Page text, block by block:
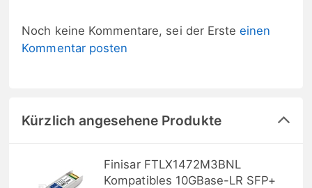
Noch keine Kommentare, sei der Ersteeinen
Kommentar posten
Kürzlich angesehene Produkte
Finisar FTLX1472M3BNL
Kompatibles 10GBase-LR SFP+